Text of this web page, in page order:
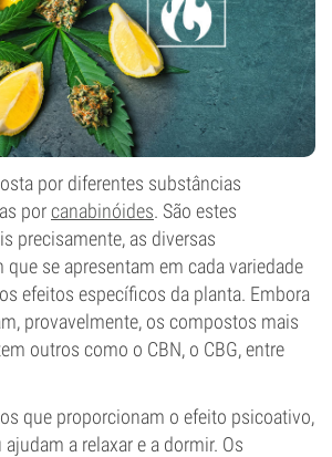
por diferentes substâncias
porcanabinóides. São estes
precisamente, as diversas
se apresentam em cada variedade
efeitos específicos da planta. Embora
provavelmente, os compostos mais
outros como o CBN, o CBG, entre
que proporcionam o efeito psicoativo,
a relaxar e a dormir. Os